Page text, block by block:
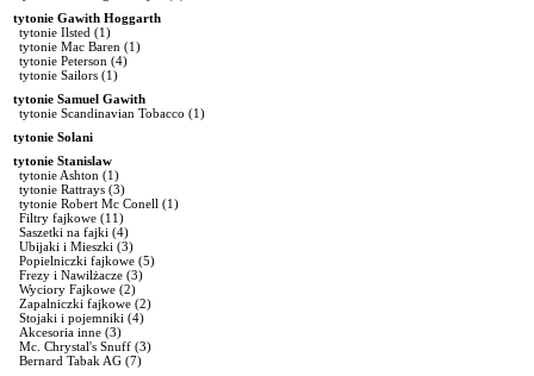
tytonie Gawith Hoggarth
tytonie Ilsted (1)
tytonie Mac Baren (1)
tytonie Peterson (4)
tytonie Sailors (1)
tytonie Samuel Gawith
tytonie Scandinavian Tobacco (1)
tytonie Solani
tytonie Stanislaw
tytonie Ashton (1)
tytonie Rattrays (3)
tytonie Robert Mc Conell (1)
Filtry fajkowe (11)
Saszetki na fajki (4)
Ubijaki i Mieszki (3)
Popielniczki fajkowe (5)
Frezy i Nawilżacze (3)
Wyciory Fajkowe (2)
Zapalniczki fajkowe (2)
Stojaki i pojemniki (4)
Akcesoria inne (3)
Mc. Chrystal's Snuff (3)
Bernard Tabak AG (7)